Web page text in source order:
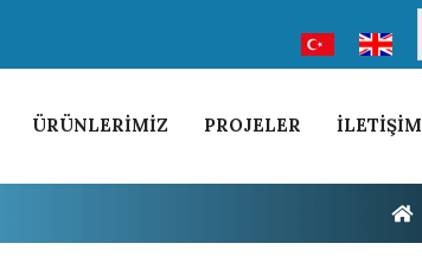
ÜRÜNLERİMİZ PROJELER İLETİŞİM